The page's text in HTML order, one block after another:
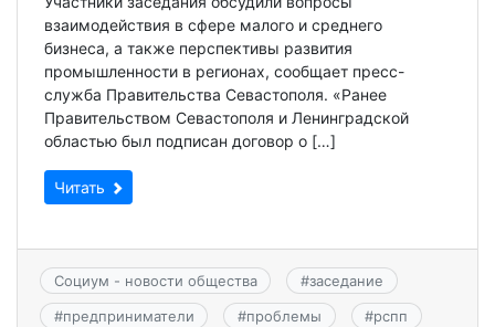
взаимодействия в сфере малого и среднего
бизнеса, а также перспективы развития
промышленности в регионах, сообщает пресс-
служба Правительства Севастополя. «Ранее
Правительством Севастополя и Ленинградской
областью был подписан договор о […]
Читать
Социум - новости общества #заседание
#предприниматели #проблемы #рспп